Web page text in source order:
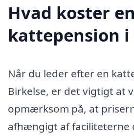
Hvad koster en
kattepension i
Når du leder efter en
Birkelse, er det vigtigt at
opmærksom på, at
afhængigt af faciliteterne